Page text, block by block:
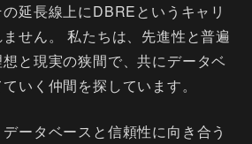
延長線上にDBREというキャリ
せん。 私たちは、先進性と普遍
と現実の狭間で、共にデータベ
いく仲間を探しています。
ータベースと信頼性に向き合う